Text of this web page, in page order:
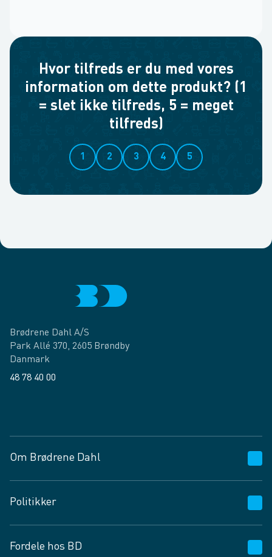
Hvor tilfreds er du med vores
information om dette produkt? (1
= slet ikke tilfreds, 5 = meget
tilfreds)
1 2 3 4 5
Brødrene Dahl A/S
Park Allé 370, 2605 Brøndby
Danmark
48 78 40 00
Om Brødrene Dahl
Vagttelefon 30 10 89 89
Spørgsmål og svar
Job og karriere
Politikker
Privatlivspolitik
Fordele hos BD